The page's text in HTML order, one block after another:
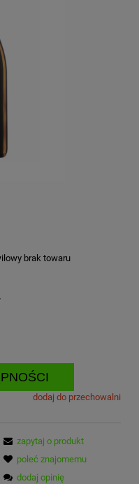
brak towaru
dodaj do przechowalni
zapytaj o produkt
poleć znajomemu
dodaj opinię